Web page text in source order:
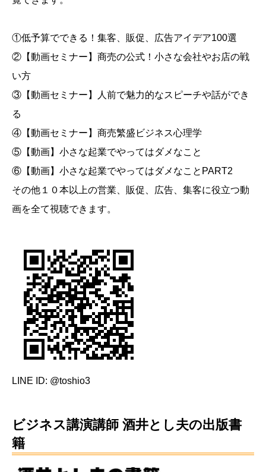
①低予算でできる！集客、販促、広告アイデア100選
②【動画セミナー】商売の公式！小さな会社やお店の戦
い方
③【動画セミナー】人前で魅力的なスピーチや話ができ
る
④【動画セミナー】商売繁盛ビジネス心理学
⑤【動画】小さな起業でやってはダメなこと
⑥【動画】小さな起業でやってはダメなことPART2
その他１０本以上の営業、販促、広告、集客に役立つ動
画を全て視聴できます。
LINE ID: @toshio3
ビジネス講演講師 酒井とし夫の出版書
籍